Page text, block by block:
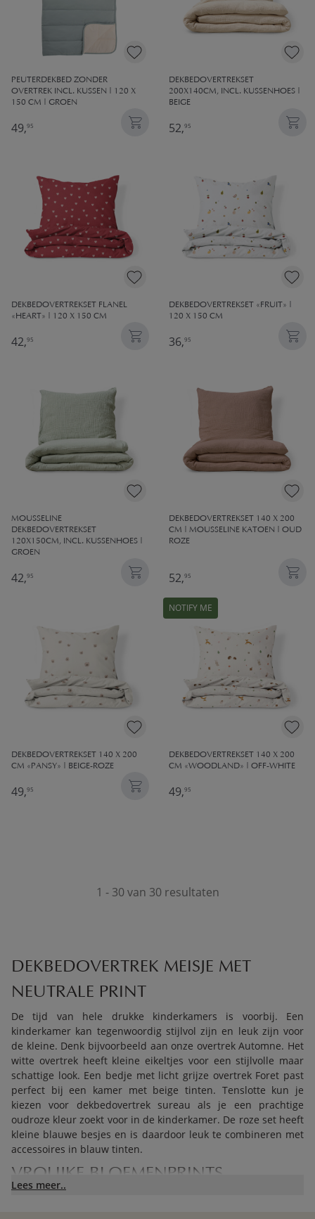
PEUTERDEKBED ZONDER
OVERTREK INCL. KUSSEN | 120 X
150 CM | GROEN
49,95
DEKBEDOVERTREKSET
200X140CM, INCL. KUSSENHOES |
BEIGE
52,95
DEKBEDOVERTREKSET FLANEL
«HEART» | 120 X 150 CM
42,95
DEKBEDOVERTREKSET «FRUIT» |
120 X 150 CM
36,95
MOUSSELINE
DEKBEDOVERTREKSET
120X150CM, INCL. KUSSENHOES |
GROEN
42,95
DEKBEDOVERTREKSET 140 X 200
CM | MOUSSELINE KATOEN | OUD
ROZE
52,95
DEKBEDOVERTREKSET 140 X 200
CM «PANSY» | BEIGE-ROZE
49,95
NOTIFY ME
DEKBEDOVERTREKSET 140 X 200
CM «WOODLAND» | OFF-WHITE
49,95
1 - 30 van 30 resultaten
DEKBEDOVERTREK MEISJE MET
NEUTRALE PRINT
De tijd van hele drukke kinderkamers is voorbij. Een
kinderkamer kan tegenwoordig stijlvol zijn en leuk zijn voor
de kleine. Denk bijvoorbeeld aan onze overtrek Automne. Het
witte overtrek heeft kleine eikeltjes voor een stijlvolle maar
schattige look. Een bedje met licht grijze overtrek Foret past
perfect bij een kamer met beige tinten. Tenslotte kun je
kiezen voor dekbedovertrek sureau als je een prachtige
oudroze kleur zoekt voor in de kinderkamer. De roze set heeft
kleine blauwe besjes en is daardoor leuk te combineren met
accessoires in blauw tinten.
VROLIJKE BLOEMENPRINTS
Lees meer..